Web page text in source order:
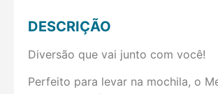
DESCRIÇÃO
Diversão que vai junto com você!
Perfeito para levar na mochila, o